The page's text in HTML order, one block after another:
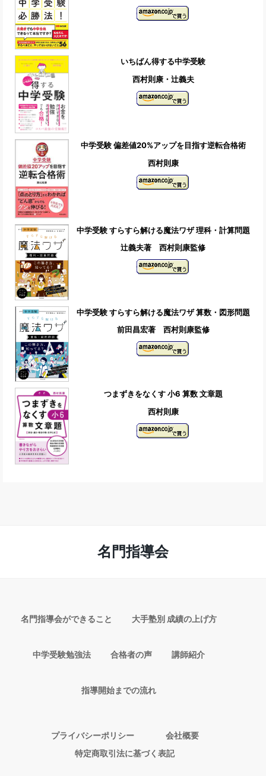
いちばん得する中学受験
西村則康・辻義夫
中学受験 偏差値20%アップを目指す逆転合格術
西村則康
中学受験 すらすら解ける魔法ワザ 理科・計算問題
辻義夫著 西村則康監修
中学受験 すらすら解ける魔法ワザ 算数・図形問題
前田昌宏著 西村則康監修
つまずきをなくす 小6 算数 文章題
西村則康
名門指導会
名門指導会ができること 大手塾別 成績の上げ方
中学受験勉強法 合格者の声 講師紹介
指導開始までの流れ
プライバシーポリシー
会社概要
特定商取引法に基づく表記